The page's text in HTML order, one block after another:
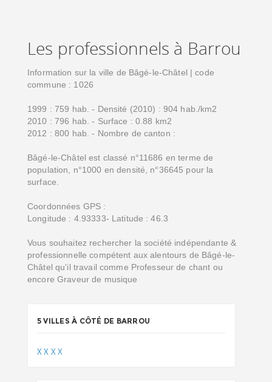
Les professionnels à Barrou
Information sur la ville de Bâgé-le-Châtel | code
commune : 1026
1999 : 759 hab. - Densité (2010) : 904 hab./km2
2010 : 796 hab. - Surface : 0.88 km2
2012 : 800 hab. - Nombre de canton :
Bâgé-le-Châtel est classé n°11686 en terme de
population, n°1000 en densité, n°36645 pour la
surface.
Coordonnées GPS :
Longitude : 4.93333- Latitude : 46.3
Vous souhaitez rechercher la société indépendante &
professionnelle compétent aux alentours de Bâgé-le-
Châtel qu'il travail comme Professeur de chant ou
encore Graveur de musique
5 VILLES À CÔTÉ DE BARROU
XX XX